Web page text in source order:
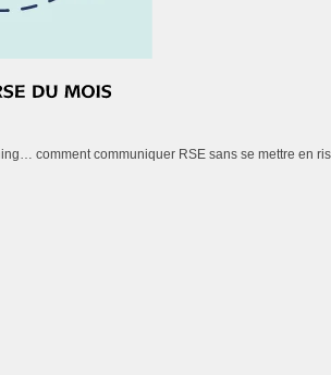
comment communiquer RSE sans se mettre en